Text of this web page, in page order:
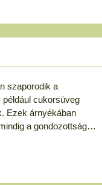
szaporodik a
cukorsüveg
Ezek árnyékában
a gondozottság…